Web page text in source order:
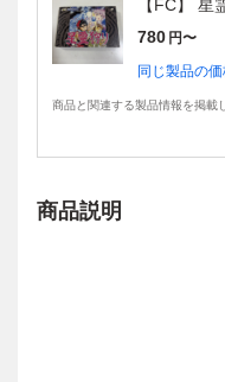
【FC】 星
780 円〜
同じ製品の
商品と関連する製品情報を掲載
商品説明